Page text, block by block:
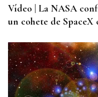
Vídeo | La NASA
un cohete de